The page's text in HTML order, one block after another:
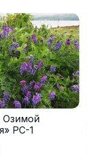
Озимой
РС-1